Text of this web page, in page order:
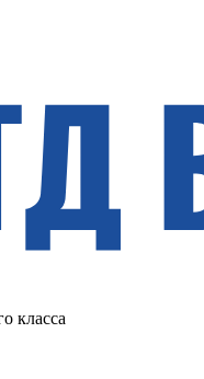
класса